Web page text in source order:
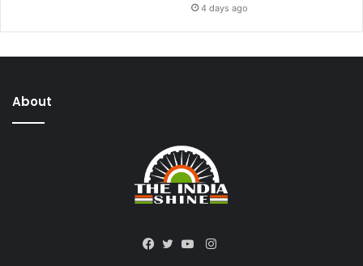
4 days ago
About
Instagram